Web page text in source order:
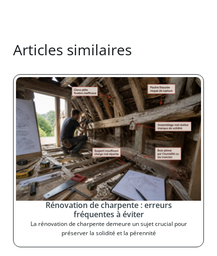
Articles similaires
Rénovation de charpente : erreurs
fréquentes à éviter
La rénovation de charpente demeure un sujet crucial pour
préserver la solidité et la pérennité